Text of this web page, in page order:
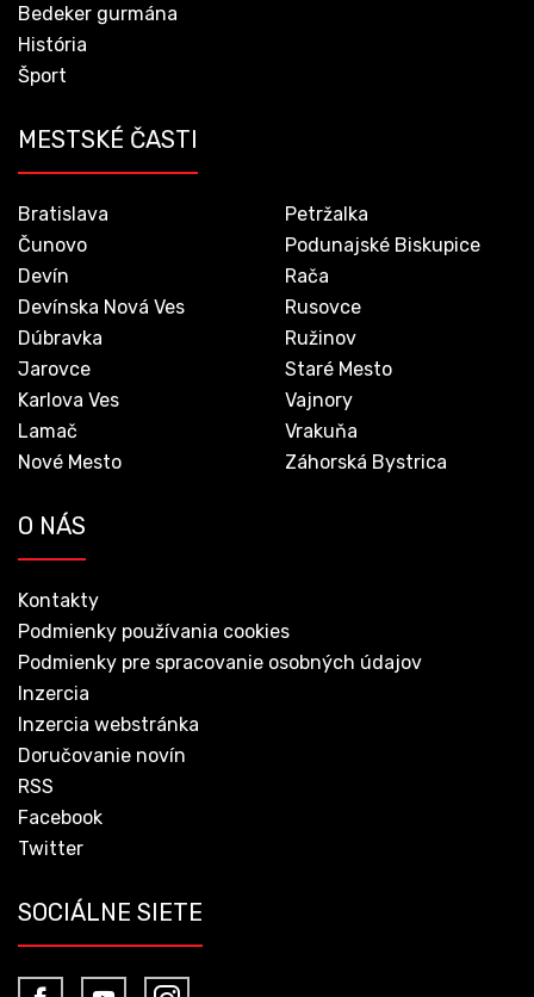
Bedeker gurmána
História
Šport
MESTSKÉ ČASTI
Bratislava
Čunovo
Devín
Devínska Nová Ves
Dúbravka
Jarovce
Karlova Ves
Lamač
Nové Mesto
Petržalka
Podunajské Biskupice
Rača
Rusovce
Ružinov
Staré Mesto
Vajnory
Vrakuňa
Záhorská Bystrica
O NÁS
Kontakty
Podmienky používania cookies
Podmienky pre spracovanie osobných údajov
Inzercia
Inzercia webstránka
Doručovanie novín
RSS
Facebook
Twitter
SOCIÁLNE SIETE